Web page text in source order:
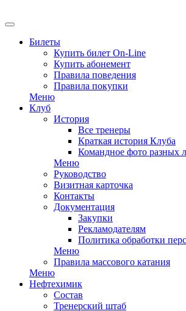
Билеты
Купить билет On-Line
Купить абонемент
Правила поведения
Правила покупки
Меню
Клуб
История
Все тренеры
Краткая история Клуба
Командное фото разных
Меню
Руководство
Визитная карточка
Контакты
Документация
Закупки
Рекламодателям
Политика обработки
Меню
Правила массового катания
Меню
Нефтехимик
Состав
Тренерский штаб